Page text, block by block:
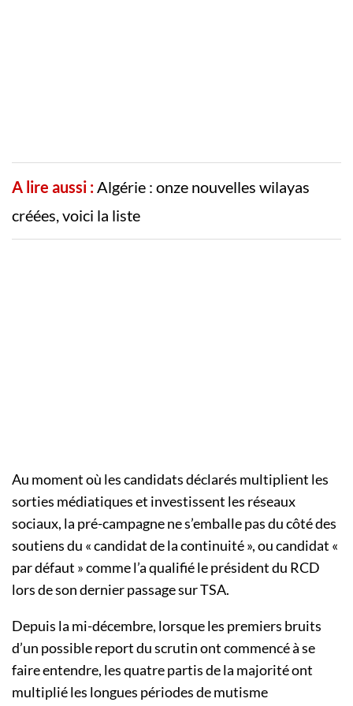
A lire aussi :Algérie : onze nouvelles wilayas
créées, voici la liste
Au moment où les candidats déclarés multiplient les
sorties médiatiques et investissent les réseaux
sociaux, la pré-campagne ne s’emballe pas du côté des
soutiens du « candidat de la continuité », ou candidat «
par défaut » comme l’a qualifié le président du RCD
lors de son dernier passage sur TSA.
Depuis la mi-décembre, lorsque les premiers bruits
d’un possible report du scrutin ont commencé à se
faire entendre, les quatre partis de la majorité ont
multiplié les longues périodes de mutisme